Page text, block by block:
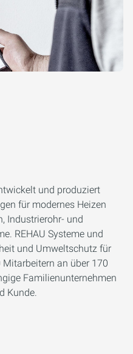
und produziert
für modernes Heizen
Industrierohr- und
REHAU Systeme und
und Umweltschutz für
an über 170
Familienunternehmen
Kunde.